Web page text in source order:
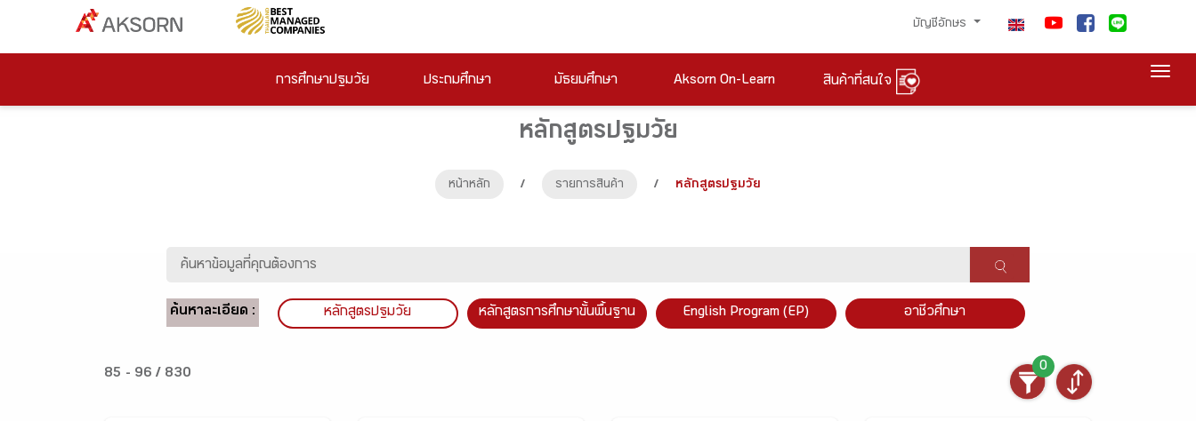
บัญชีอักษร
การศึกษาปฐมวัย ประถมศึกษา มัธยมศึกษา Aksorn On-Learn สินค้าที่สนใจ
หลักสูตรปฐมวัย
หน้าหลัก / รายการสินค้า / หลักสูตรปฐมวัย
ค้นหาละเอียด : หลักสูตรปฐมวัย หลักสูตรการศึกษาขั้นพื้นฐาน English Program (EP) อาชีวศึกษา
85 - 96 / 830
0